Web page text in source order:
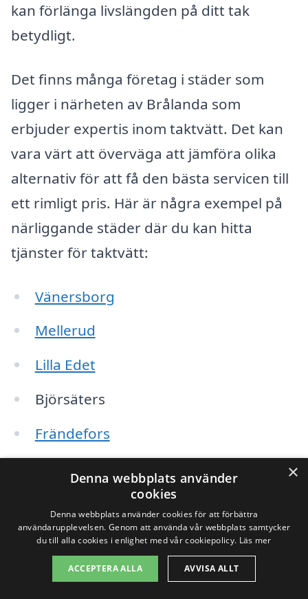
kan förlänga livslängden på ditt tak
betydligt.
Det finns många företag i städer som
ligger i närheten av Brålanda som
erbjuder expertis inom taktvätt. Det kan
vara värt att överväga att jämföra olika
alternativ för att få den bästa servicen till
ett rimligt pris. Här är några exempel på
närliggande städer där du kan hitta
tjänster för taktvätt:
Vänersborg
Mellerud
Lilla Edet
Björsäters
Frändefors
Töreboda
Att hämta in offerter från flera företag
×
Denna webbplats använder
cookies
Denna webbplats använder cookies för att förbättra
användarupplevelsen. Genom att använda vår webbplats samtycker
du till alla cookies i enlighet med vår cookiepolicy. Läs mer
ACCEPTERA ALLA AVVISA ALLT